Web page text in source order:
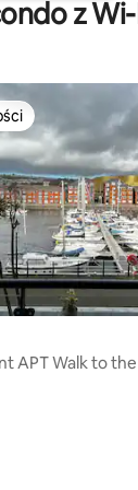
z
liczba recenzji:
APT Walk to